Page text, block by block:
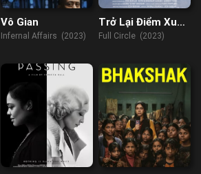
Vô Gian
Infernal Affairs (2023)
Trở Lại Điểm Xuất
Phát
Full Circle (2023)